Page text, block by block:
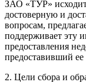
ЗАО «ТУР» исходит
достоверную и
вопросам,
поддерживает эту
предоставления
предоставивший ее
2. Цели сбора и